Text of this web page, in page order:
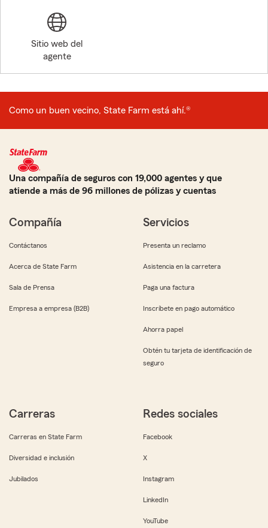
Sitio web del
agente
Como un buen vecino, State Farm está ahí.®
Una compañía de seguros con 19,000 agentes y que
atiende a más de 96 millones de pólizas y cuentas
Compañía
Contáctanos
Acerca de State Farm
Sala de Prensa
Empresa a empresa (B2B)
Servicios
Presenta un reclamo
Asistencia en la carretera
Paga una factura
Inscríbete en pago automático
Ahorra papel
Obtén tu tarjeta de identificación de
seguro
Carreras
Carreras en State Farm
Diversidad e inclusión
Jubilados
Redes sociales
Facebook
X
Instagram
LinkedIn
YouTube